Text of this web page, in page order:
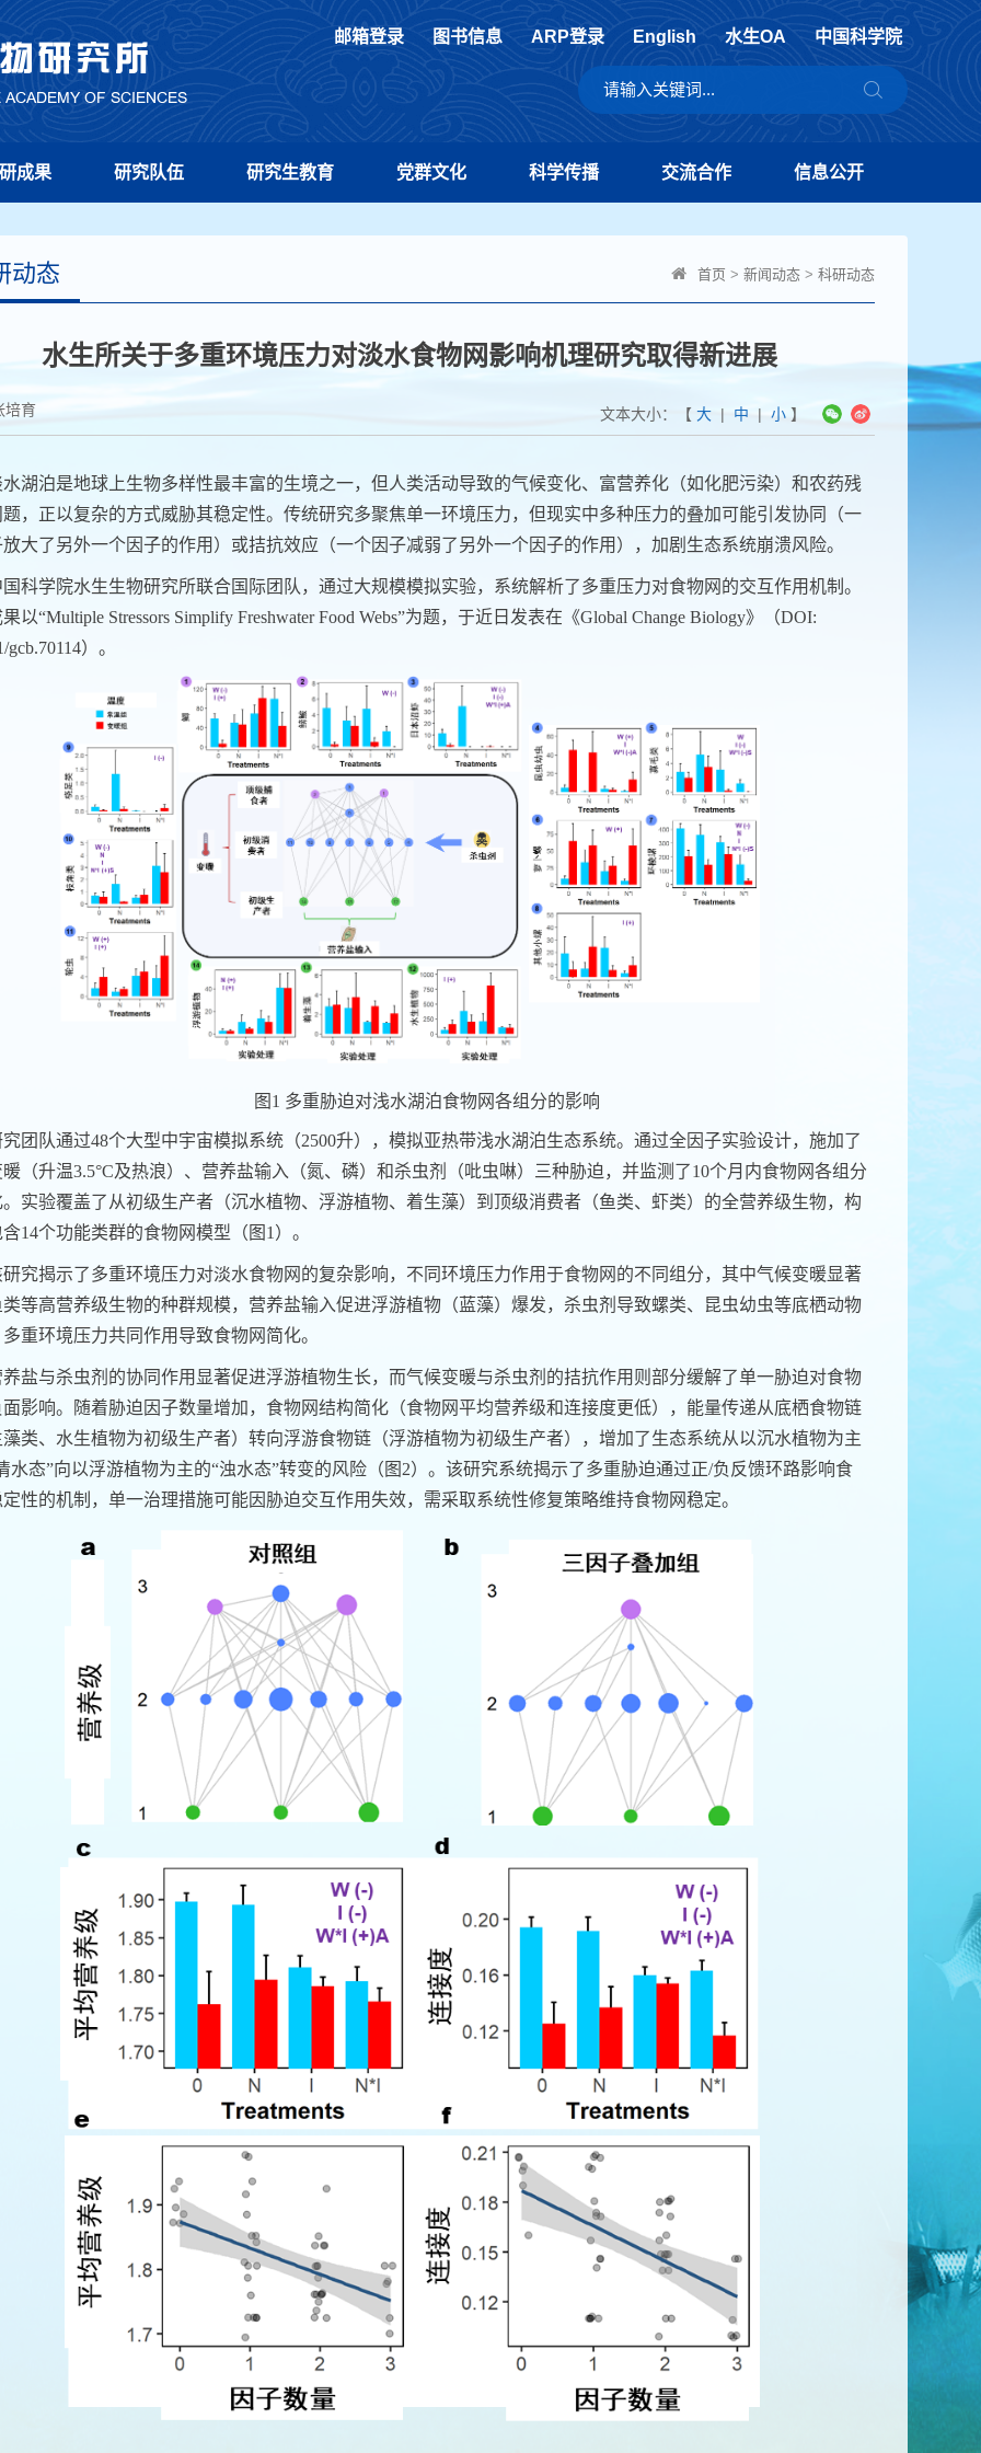
邮箱登录 图书信息 ARP登录 English 水生OA 中国科学院
成果 研究队伍 研究生教育 党群文化 科学传播 交流合作 信息公开
动态 首页 > 新闻动态 > 科研动态
水生所关于多重环境压力对淡水食物网影响机理研究取得新进展
培育 文本大小：【 大| 中 | 小】
水湖泊是地球上生物多样性最丰富的生境之一，但人类活动导致的气候变化、富营养化（如化肥污染）和农药残
，正以复杂的方式威胁其稳定性。传统研究多聚焦单一环境压力，但现实中多种压力的叠加可能引发协同（一
大了另外一个因子的作用）或拮抗效应（一个因子减弱了另外一个因子的作用），加剧生态系统崩溃风险。
国科学院水生生物研究所联合国际团队，通过大规模模拟实验，系统解析了多重压力对食物网的交互作用机制。
以“Multiple Stressors Simplify Freshwater Food Webs”为题，于近日发表在《Global Change Biology》（DOI:
gcb.70114）。
图1 多重胁迫对浅水湖泊食物网各组分的影响
究团队通过48个大型中宇宙模拟系统（2500升），模拟亚热带浅水湖泊生态系统。通过全因子实验设计，施加了
（升温3.5°C及热浪）、营养盐输入（氮、磷）和杀虫剂（吡虫啉）三种胁迫，并监测了10个月内食物网各组分
实验覆盖了从初级生产者（沉水植物、浮游植物、着生藻）到顶级消费者（鱼类、虾类）的全营养级生物，构
14个功能类群的食物网模型（图1）。
研究揭示了多重环境压力对淡水食物网的复杂影响，不同环境压力作用于食物网的不同组分，其中气候变暖显著
等高营养级生物的种群规模，营养盐输入促进浮游植物（蓝藻）爆发，杀虫剂导致螺类、昆虫幼虫等底栖动物
重环境压力共同作用导致食物网简化。
养盐与杀虫剂的协同作用显著促进浮游植物生长，而气候变暖与杀虫剂的拮抗作用则部分缓解了单一胁迫对食物
影响。随着胁迫因子数量增加，食物网结构简化（食物网平均营养级和连接度更低），能量传递从底栖食物链
类、水生植物为初级生产者）转向浮游食物链（浮游植物为初级生产者），增加了生态系统从以沉水植物为主
水态”向以浮游植物为主的“浊水态”转变的风险（图2）。该研究系统揭示了多重胁迫通过正/负反馈环路影响食
性的机制，单一治理措施可能因胁迫交互作用失效，需采取系统性修复策略维持食物网稳定。